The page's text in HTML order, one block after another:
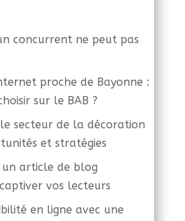
concurrent ne peut pas
proche de Bayonne :
sur le BAB ?
secteur de la décoration
et stratégies
un article de blog
vos lecteurs
en ligne avec une